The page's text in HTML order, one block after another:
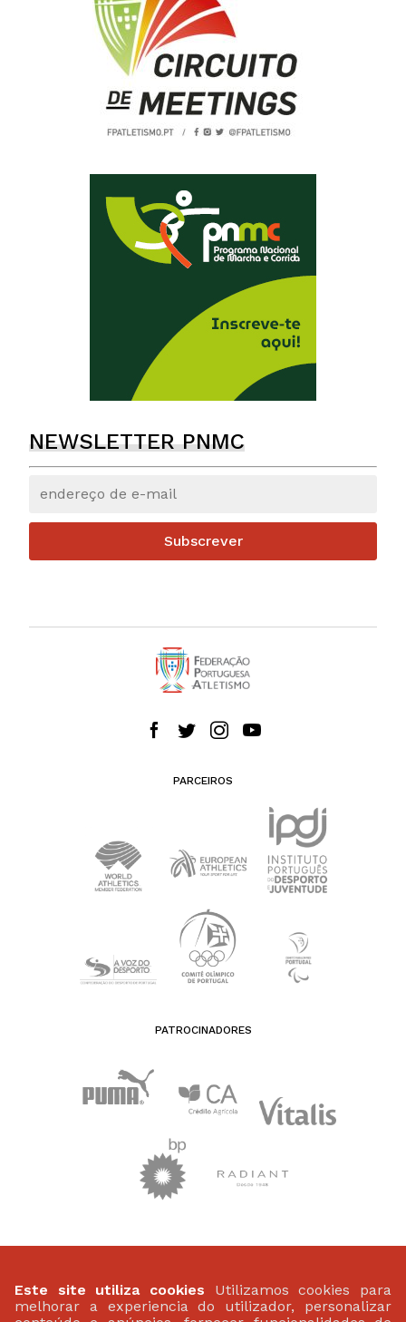
NEWSLETTER PNMC
Subscrever
PARCEIROS
PATROCINADORES
2799-538 Linda-A-Velha
(+351) 21 414 60 20
Este site utiliza cookies Utilizamos cookies para
melhorar a experiencia do utilizador, personalizar